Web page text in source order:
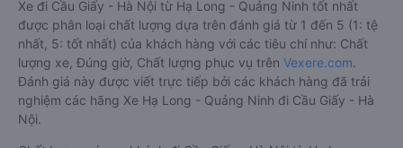
1. Về chất lượng, review, đánh giá nhà xe Hạ Long -
Quảng Ninh Cầu Giấy - Hà Nội
Xe đi Cầu Giấy - Hà Nội từ Hạ Long - Quảng Ninh tốt nhất
được phân loại chất lượng dựa trên đánh giá từ 1 đến 5 (1: tệ
nhất, 5: tốt nhất) của khách hàng với các tiêu chí như: Chất
lượng xe, Đúng giờ, Chất lượng phục vụ trên